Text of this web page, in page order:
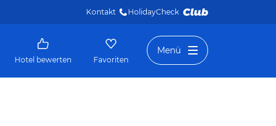
Kontakt HolidayCheck
Hotel bewerten Favoriten
Menü